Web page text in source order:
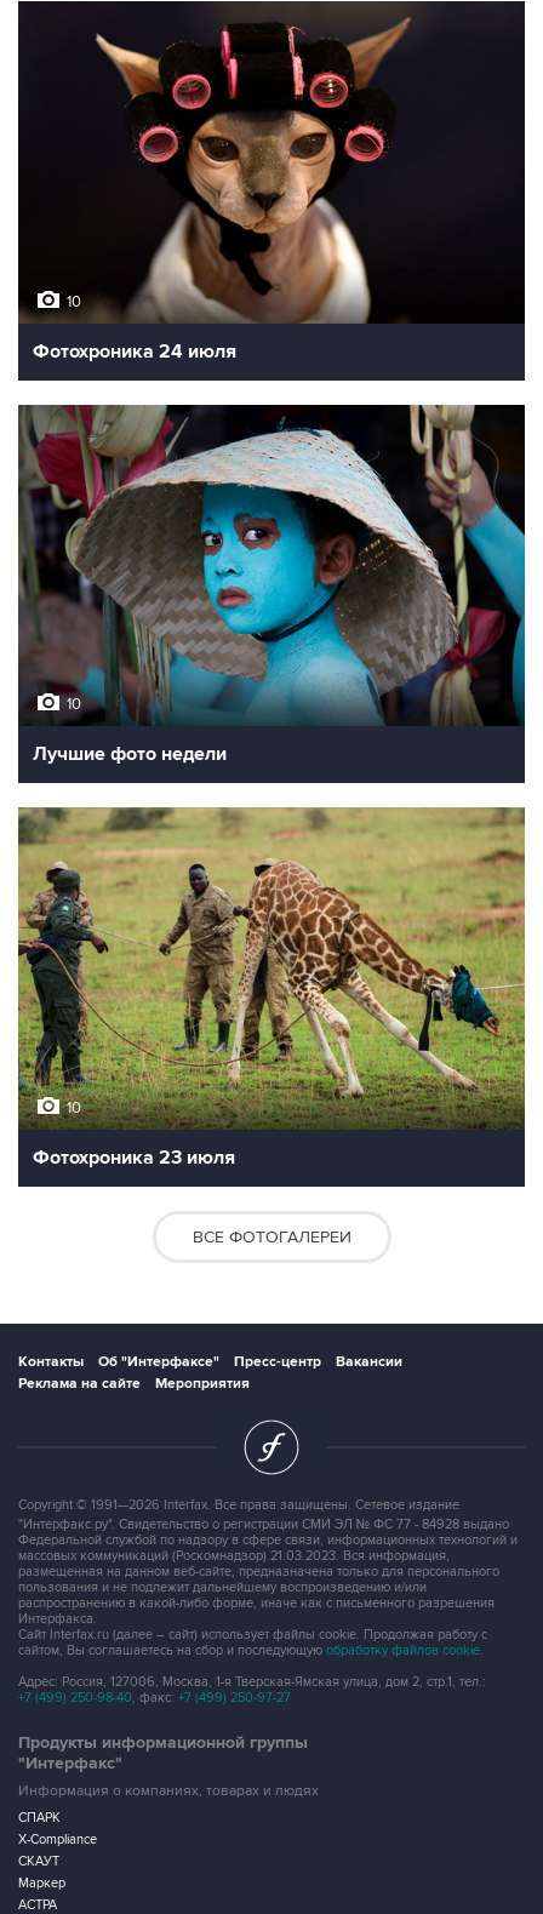
10
Фотохроника 24 июля
10
Лучшие фото недели
10
Фотохроника 23 июля
ВСЕ ФОТОГАЛЕРЕИ
Контакты Об "Интерфаксе" Пресс-центр
Вакансии
Реклама на сайте
Мероприятия
Copyright © 1991—2026 Interfax. Все права защищены. Сетевое издание
"Интерфакс.ру". Свидетельство о регистрации СМИ ЭЛ № ФС 77 - 84928 выдано
Федеральной службой по надзору в сфере связи, информационных технологий и
массовых коммуникаций (Роскомнадзор) 21.03.2023. Вся информация,
размещенная на данном веб-сайте, предназначена только для персонального
пользования и не подлежит дальнейшему воспроизведению и/или
распространению в какой-либо форме, иначе как с письменного разрешения
Интерфакса.
Сайт Interfax.ru (далее – сайт) использует файлы cookie. Продолжая работу с
сайтом, Вы соглашаетесь на сбор и последующую обработку файлов cookie.
Адрес: Россия, 127006, Москва, 1-я Тверская-Ямская улица, дом 2, стр.1, тел.:
+7 (499) 250-98-40, факс: +7 (499) 250-97-27
Продукты информационной группы
"Интерфакс"
Информация о компаниях, товарах и людях
СПАРК
X-Compliance
СКАУТ
Маркер
АСТРА